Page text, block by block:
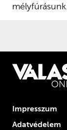
mélyfúrásunk.
Impresszum
Adatvédelem